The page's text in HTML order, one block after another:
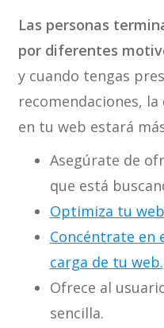
Las personas
por diferentes
y cuando tengas
recomendaciones,
en tu web estará
Asegúrate de
que está
Optimiza tu
Concéntrate en
carga de tu web.
Ofrece al
sencilla.